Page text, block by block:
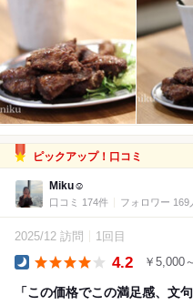
ピックアップ！口コミ
Miku☺︎
口コミ 174件 フォロワー 169
2025/12 訪問 1回目
4.2 ￥5,000
「この価格でこの満足感、文